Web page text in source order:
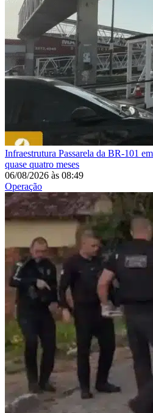
Infraestrutura Passarela da BR-101
quase quatro meses
06/08/2026 às 08:49
Operação